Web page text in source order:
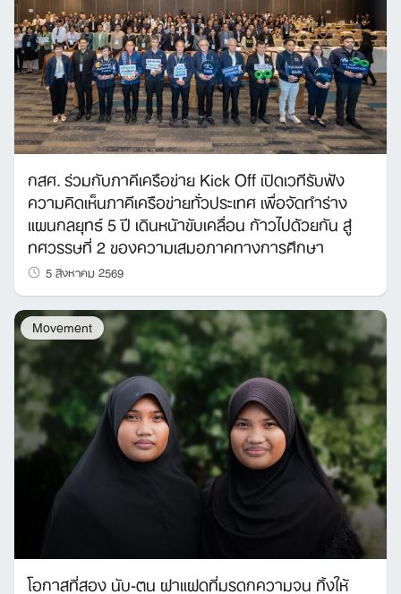
กสศ. ร่วมกับภาคีเครือข่าย Kick Off เปิดเวทีรับฟัง
ความคิดเห็นภาคีเครือข่ายทั่วประเทศ เพื่อจัดทำร่าง
แผนกลยุทธ์ 5 ปี เดินหน้าขับเคลื่อน ก้าวไปด้วยกัน สู่
ทศวรรษที่ 2 ของความเสมอภาคทางการศึกษา
5 สิงหาคม 2569
Movement
โอกาสที่สอง นับ-ตน ฝาแฝดที่มรดกความจน ทิ้งให้